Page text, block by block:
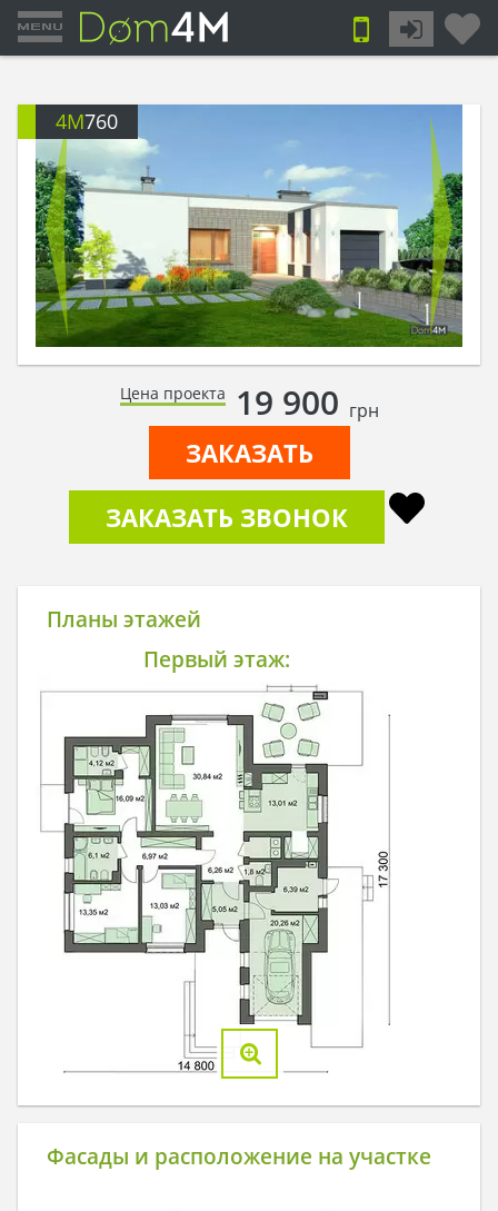
4M760
Цена проекта 19 900 грн
ЗАКАЗАТЬ
ЗАКАЗАТЬ ЗВОНОК
Планы этажей
Первый этаж:
Фасады и расположение на участке